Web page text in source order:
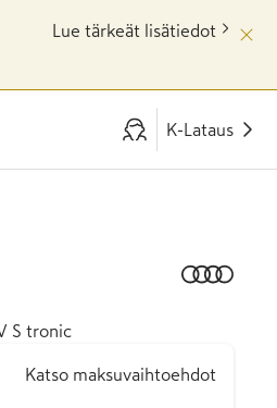
Lue tärkeät lisätiedot
K-Lataus
S tronic
Katso maksuvaihtoehdot